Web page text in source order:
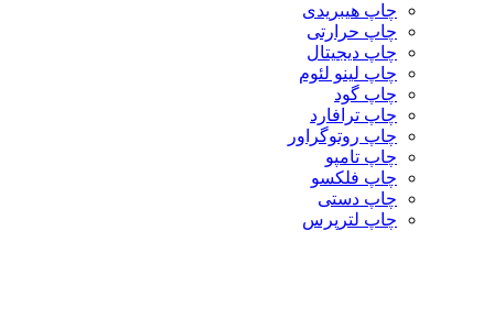
چاپ هیبریدی
چاپ حرارتی
چاپ دیجیتال
چاپ لینو لئوم
چاپ گود
چاپ ترافارد
چاپ روتوگراور
چاپ تامپو
چاپ فلکسو
چاپ دستی
چاپ لترپرس